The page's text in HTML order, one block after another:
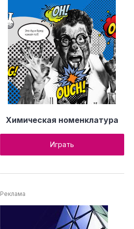
Химическая номенклатура
Играть
Реклама